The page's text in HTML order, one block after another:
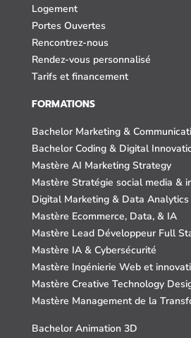
Logement
Portes Ouvertes
Rencontrez-nous
Rendez-vous personnalisé
Tarifs et financement
FORMATIONS
Bachelor Marketing &
Bachelor Coding & Digital
Mastère AI Marketing Strategy
Mastère Stratégie social media &
Digital Marketing & Data Analytics
Mastère Ecommerce, Data, & IA
Mastère Lead Développeur Full
Mastère IA & Cybersécurité
Mastère Ingénierie Web et
Mastère Creative Technology
Mastère Management de la
Bachelor Animation 3D